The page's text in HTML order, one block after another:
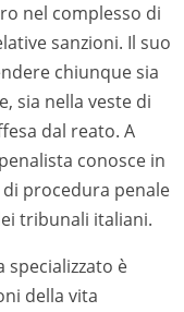
nel complesso di
sanzioni. Il suo
chiunque sia
sia nella veste di
dal reato. A
conosce in
procedura penale
tribunali italiani.
specializzato è
della vita